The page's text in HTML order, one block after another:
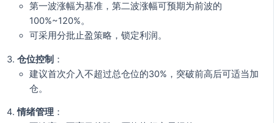
第一波涨幅为基准，第二波涨幅可预期为前波的
100%~120%。
可采用分批止盈策略，锁定利润。
仓位控制 ：
建议首次介入不超过总仓位的30%，突破前高后可适当加
仓。
情绪管理 ：